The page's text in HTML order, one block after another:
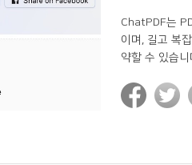
ChatPDF는
이며, 길고 복
약할 수 있습니